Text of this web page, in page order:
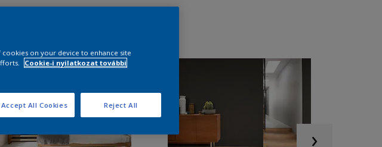
cookies on your device to enhance site
Cookie-i nyilatkozat további
Reject All
Accept All Cookies